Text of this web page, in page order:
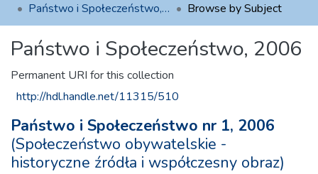
Help
Contact
Państwo i Społeczeństwo, 2006
Browse by Subject
Państwo i Społeczeństwo, 2006
Permanent URI for this collection
http://hdl.handle.net/11315/510
Państwo i Społeczeństwo nr 1, 2006
(Społeczeństwo obywatelskie -
historyczne źródła i współczesny obraz)